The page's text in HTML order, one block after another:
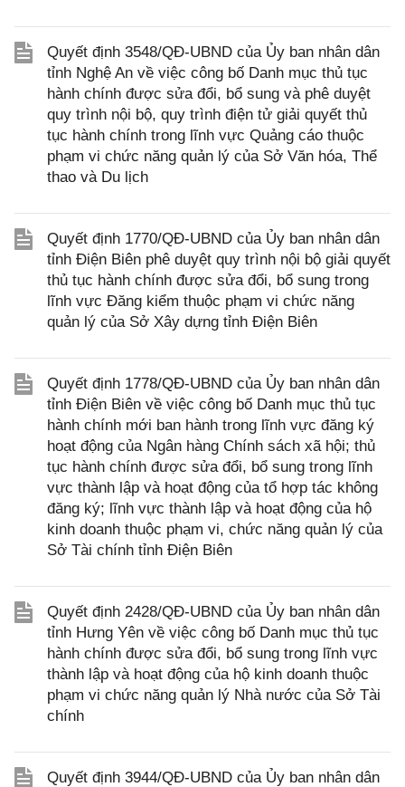
Quyết định 3548/QĐ-UBND của Ủy ban nhân dân
tỉnh Nghệ An về việc công bố Danh mục thủ tục
hành chính được sửa đổi, bổ sung và phê duyệt
quy trình nội bộ, quy trình điện tử giải quyết thủ
tục hành chính trong lĩnh vực Quảng cáo thuộc
phạm vi chức năng quản lý của Sở Văn hóa, Thể
thao và Du lịch
Quyết định 1770/QĐ-UBND của Ủy ban nhân dân
tỉnh Điện Biên phê duyệt quy trình nội bộ giải quyết
thủ tục hành chính được sửa đổi, bổ sung trong
lĩnh vực Đăng kiểm thuộc phạm vi chức năng
quản lý của Sở Xây dựng tỉnh Điện Biên
Quyết định 1778/QĐ-UBND của Ủy ban nhân dân
tỉnh Điện Biên về việc công bố Danh mục thủ tục
hành chính mới ban hành trong lĩnh vực đăng ký
hoạt động của Ngân hàng Chính sách xã hội; thủ
tục hành chính được sửa đổi, bổ sung trong lĩnh
vực thành lập và hoạt động của tổ hợp tác không
đăng ký; lĩnh vực thành lập và hoạt động của hộ
kinh doanh thuộc phạm vi, chức năng quản lý của
Sở Tài chính tỉnh Điện Biên
Quyết định 2428/QĐ-UBND của Ủy ban nhân dân
tỉnh Hưng Yên về việc công bố Danh mục thủ tục
hành chính được sửa đổi, bổ sung trong lĩnh vực
thành lập và hoạt động của hộ kinh doanh thuộc
phạm vi chức năng quản lý Nhà nước của Sở Tài
chính
Quyết định 3944/QĐ-UBND của Ủy ban nhân dân